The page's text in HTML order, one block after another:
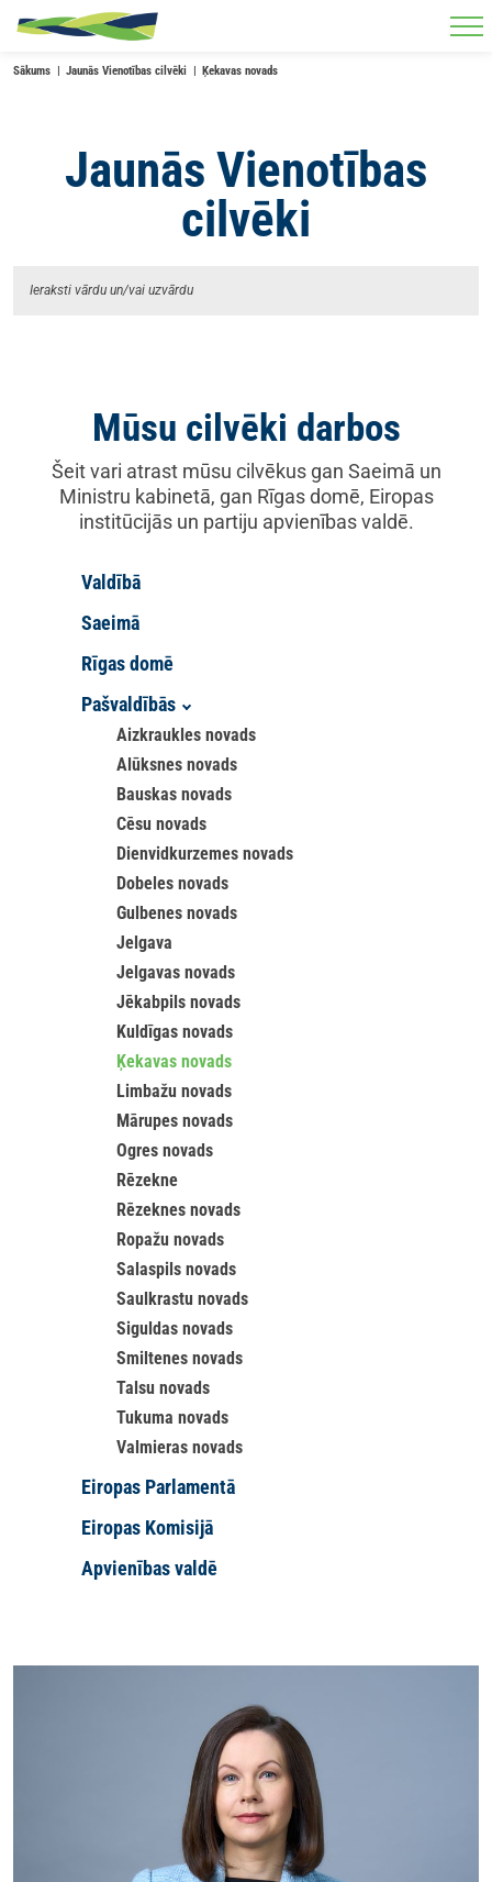
Skip to main content
Sākums Jaunās Vienotības cilvēki Ķekavas novads
Jaunās Vienotības
cilvēki
Mūsu cilvēki darbos
Šeit vari atrast mūsu cilvēkus gan Saeimā un
Ministru kabinetā, gan Rīgas domē, Eiropas
institūcijās un partiju apvienības valdē.
Valdībā
Saeimā
Rīgas domē
Pašvaldībās
Aizkraukles novads
Alūksnes novads
Bauskas novads
Cēsu novads
Dienvidkurzemes novads
Dobeles novads
Gulbenes novads
Jelgava
Jelgavas novads
Jēkabpils novads
Kuldīgas novads
Ķekavas novads
Limbažu novads
Mārupes novads
Ogres novads
Rēzekne
Rēzeknes novads
Ropažu novads
Salaspils novads
Saulkrastu novads
Siguldas novads
Smiltenes novads
Talsu novads
Tukuma novads
Valmieras novads
Eiropas Parlamentā
Eiropas Komisijā
Apvienības valdē